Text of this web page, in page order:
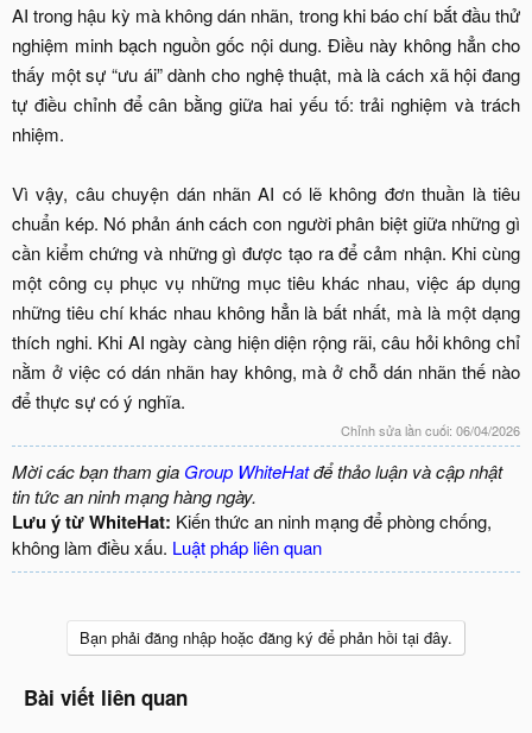
AI trong hậu kỳ mà không dán nhãn, trong khi báo chí bắt đầu thử
nghiệm minh bạch nguồn gốc nội dung. Điều này không hẳn cho
thấy một sự “ưu ái” dành cho nghệ thuật, mà là cách xã hội đang
tự điều chỉnh để cân bằng giữa hai yếu tố: trải nghiệm và trách
nhiệm.
Vì vậy, câu chuyện dán nhãn AI có lẽ không đơn thuần là tiêu
chuẩn kép. Nó phản ánh cách con người phân biệt giữa những gì
cần kiểm chứng và những gì được tạo ra để cảm nhận. Khi cùng
một công cụ phục vụ những mục tiêu khác nhau, việc áp dụng
những tiêu chí khác nhau không hẳn là bất nhất, mà là một dạng
thích nghi. Khi AI ngày càng hiện diện rộng rãi, câu hỏi không chỉ
nằm ở việc có dán nhãn hay không, mà ở chỗ dán nhãn thế nào
để thực sự có ý nghĩa.​
Chỉnh sửa lần cuối: 06/04/2026
Mời các bạn tham gia Group WhiteHatđể thảo luận và cập nhật
tin tức an ninh mạng hàng ngày.
Lưu ý từ WhiteHat: Kiến thức an ninh mạng để phòng chống,
không làm điều xấu. Luật pháp liên quan
Bạn phải đăng nhập hoặc đăng ký để phản hồi tại đây.
Bài viết liên quan